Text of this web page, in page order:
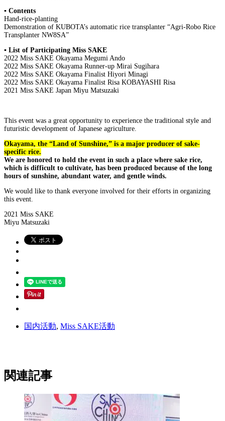
▪️ Contents
Hand-rice-planting
Demonstration of KUBOTA’s automatic rice transplanter “Agri-Robo Rice
Transplanter NW8SA”
▪️ List of Participating Miss SAKE
2022 Miss SAKE Okayama Megumi Ando
2022 Miss SAKE Okayama Runner-up Mirai Sugihara
2022 Miss SAKE Okayama Finalist Hiyori Minagi
2022 Miss SAKE Okayama Finalist Risa KOBAYASHI Risa
2021 Miss SAKE Japan Miyu Matsuzaki
This event was a great opportunity to experience the traditional style and
futuristic development of Japanese agriculture.
Okayama, the “Land of Sunshine,” is a major producer of sake-
specific rice.
We are honored to hold the event in such a place where sake rice,
which is difficult to cultivate, has been produced because of the long
hours of sunshine, abundant water, and gentle winds.
We would like to thank everyone involved for their efforts in organizing
this event.
2021 Miss SAKE
Miyu Matsuzaki
国内活動, Miss SAKE活動
関連記事